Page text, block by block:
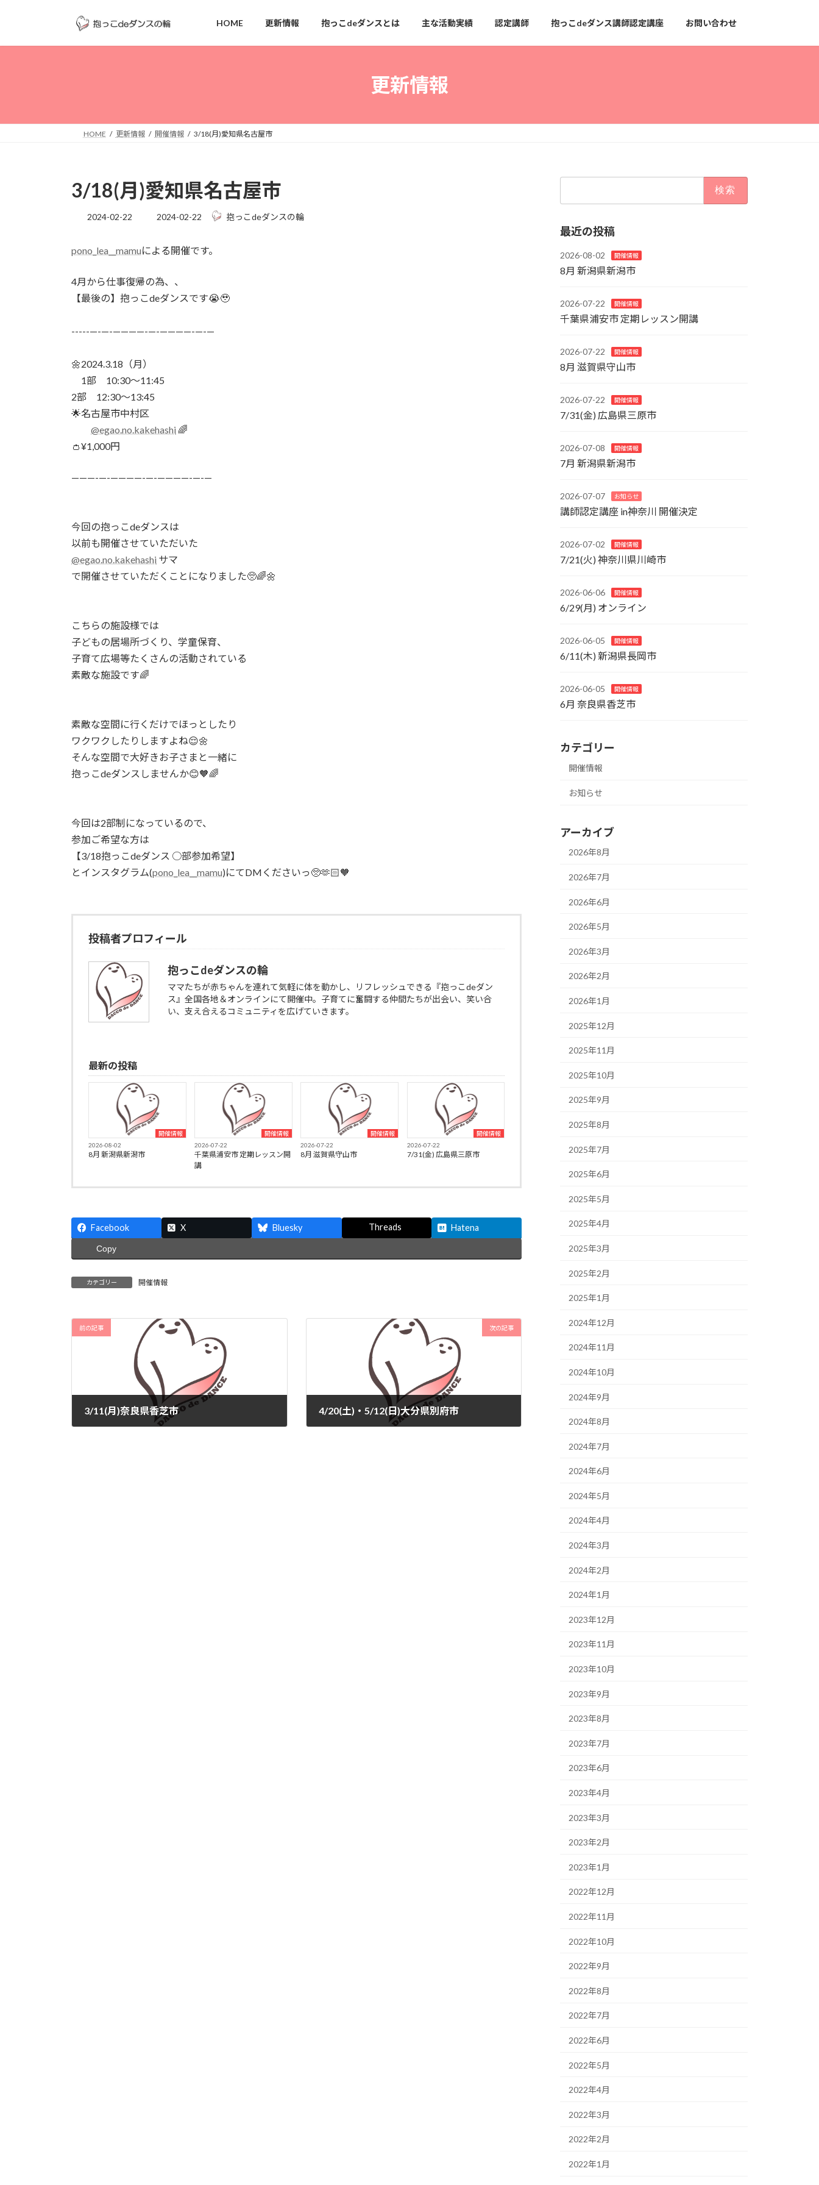
ッ
移
HOME 更新情報 抱っこdeダンスとは 主な活動実績 認定講師 抱っこdeダンス講師認定講座 お問い合わせ
更新情報
HOME 更新情報 開催情報 3/18(月)愛知県名古屋市
3/18(月)愛知県名古屋市
2024-02-22
最
新
時
:
2024-02-22 抱っこdeダンスの輪
pono_lea__mamuによる開催です。
4月から仕事復帰の為、、
【最後の】抱っこdeダンスです😭🥹
-----—-—-————-—-————-—-—
🌼2024.3.18（月）
1部 10:30〜11:45
2部 12:30〜13:45
🌟名古屋市中村区
@egao.no.kakehashi 🌈
👛¥1,000円
———-—-————-—-————-—-—
今回の抱っこdeダンスは
以前も開催させていただいた
@egao.no.kakehashi サマ
で開催させていただくことになりました🥺🌈🌼
こちらの施設様では
子どもの居場所づくり、学童保育、
子育て広場等たくさんの活動されている
素敵な施設です🌈
素敵な空間に行くだけでほっとしたり
ワクワクしたりしますよね😌🌼
そんな空間で大好きお子さまと一緒に
抱っこdeダンスしませんか😊🧡🌈
今回は2部制になっているので、
参加ご希望な方は
【3/18抱っこdeダンス ○部参加希望】
とインスタグラム(pono_lea__mamu)にてDMくださいっ🥺🫶🏻🧡
投稿者プロフィール
抱っこdeダンスの輪
ママたちが赤ちゃんを連れて気軽に体を動かし、リフレッシュできる『抱っこdeダン
ス』全国各地＆オンラインにて開催中。子育てに奮闘する仲間たちが出会い、笑い合
い、支え合えるコミュニティを広げていきます。
最新の投稿
開催情報
2026-08-02
8月 新潟県新潟市
開催情報
2026-07-22
千葉県浦安市 定期レッスン開
講
開催情報
2026-07-22
8月 滋賀県守山市
開催情報
2026-07-22
7/31(金) 広島県三原市
Facebook X Bluesky Threads Hatena
Copy
カテゴリー 開催情報
前の記事
3/11(月)奈良県香芝市
次の記事
4/20(土)・5/12(日)大分県別府市
最近の投稿
2026-08-02 開催情報
8月 新潟県新潟市
2026-07-22 開催情報
千葉県浦安市 定期レッスン開講
2026-07-22 開催情報
8月 滋賀県守山市
2026-07-22 開催情報
7/31(金) 広島県三原市
2026-07-08 開催情報
7月 新潟県新潟市
2026-07-07 お知らせ
講師認定講座 in神奈川 開催決定
2026-07-02 開催情報
7/21(火) 神奈川県川崎市
2026-06-06 開催情報
6/29(月) オンライン
2026-06-05 開催情報
6/11(木) 新潟県長岡市
2026-06-05 開催情報
6月 奈良県香芝市
カテゴリー
開催情報
お知らせ
アーカイブ
2026年8月
2026年7月
2026年6月
2026年5月
2026年3月
2026年2月
2026年1月
2025年12月
2025年11月
2025年10月
2025年9月
2025年8月
2025年7月
2025年6月
2025年5月
2025年4月
2025年3月
2025年2月
2025年1月
2024年12月
2024年11月
2024年10月
2024年9月
2024年8月
2024年7月
2024年6月
2024年5月
2024年4月
2024年3月
2024年2月
2024年1月
2023年12月
2023年11月
2023年10月
2023年9月
2023年8月
2023年7月
2023年6月
2023年4月
2023年3月
2023年2月
2023年1月
2022年12月
2022年11月
2022年10月
2022年9月
2022年8月
2022年7月
2022年6月
2022年5月
2022年4月
2022年3月
2022年2月
2022年1月